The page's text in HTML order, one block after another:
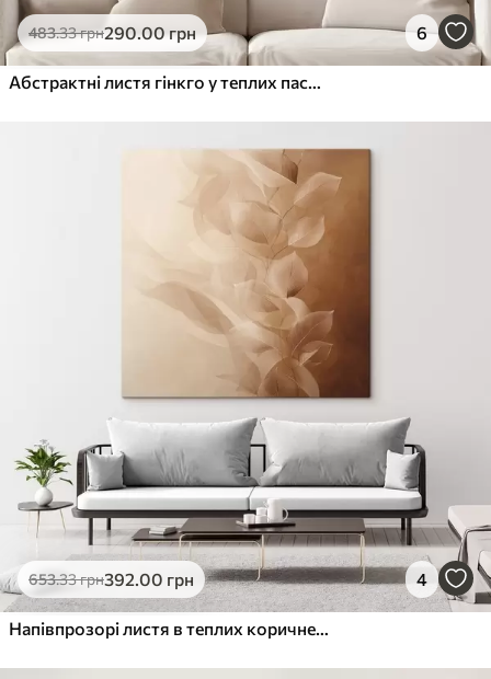
483.33грн290.00грн 6
Абстрактні листя гінкго у теплих пастельних тонах
653.33грн392.00 грн 4
Напівпрозорі листя в теплих коричневих тонах: ілюстрація у стилі цифрової графіки